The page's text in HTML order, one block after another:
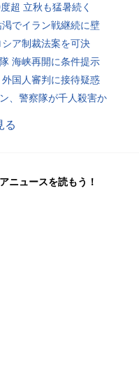
超 立秋も猛暑続く
でイラン戦継続に壁
ア制裁法案を可決
海峡再開に条件提示
国人審判に接待疑惑
、警察隊が千人殺害か
る
ニュースを読もう！